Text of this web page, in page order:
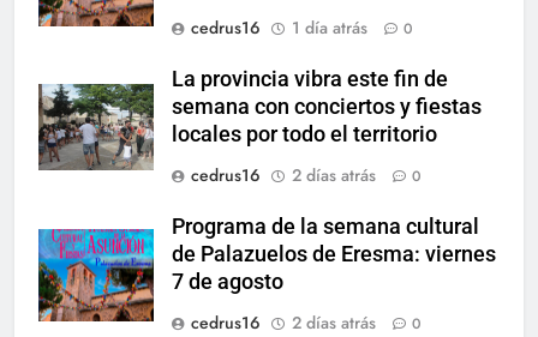
cedrus16
1 día atrás 0
La provincia vibra este fin de
semana con conciertos y fiestas
locales por todo el territorio
cedrus16
2 días atrás 0
Programa de la semana cultural
de Palazuelos de Eresma: viernes
7 de agosto
cedrus16
2 días atrás 0